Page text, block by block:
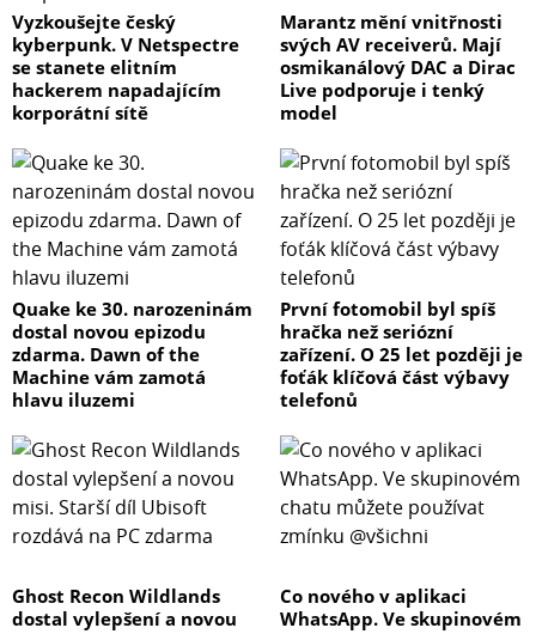
Vyzkoušejte český
kyberpunk. V Netspectre
se stanete elitním
hackerem napadajícím
korporátní sítě
Marantz mění vnitřnosti
svých AV receiverů. Mají
osmikanálový DAC a Dirac
Live podporuje i tenký
model
Quake ke 30. narozeninám
dostal novou epizodu
zdarma. Dawn of the
Machine vám zamotá
hlavu iluzemi
První fotomobil byl spíš
hračka než seriózní
zařízení. O 25 let později je
foťák klíčová část výbavy
telefonů
Ghost Recon Wildlands
dostal vylepšení a novou
Co nového v aplikaci
WhatsApp. Ve skupinovém